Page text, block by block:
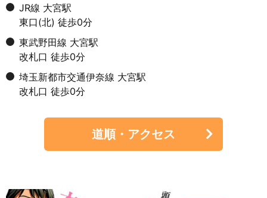
JR線 大宮駅
東口(北) 徒歩0分
東武野田線 大宮駅
改札口 徒歩0分
埼玉新都市交通伊奈線 大宮駅
改札口 徒歩0分
道順・アクセス